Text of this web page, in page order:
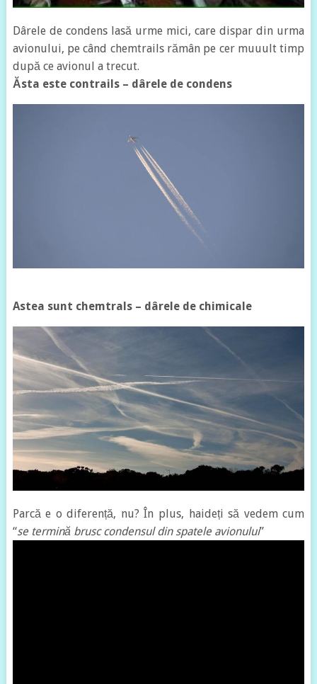
Dârele de condens lasă urme mici, care dispar din urma
avionului, pe când chemtrails rămân pe cer muuult timp
după ce avionul a trecut.
Ăsta este contrails – dârele de condens
Astea sunt chemtrals – dârele de chimicale
Parcă e o diferență, nu? În plus, haideți să vedem cum
“se termină brusc condensul din spatele avionului”